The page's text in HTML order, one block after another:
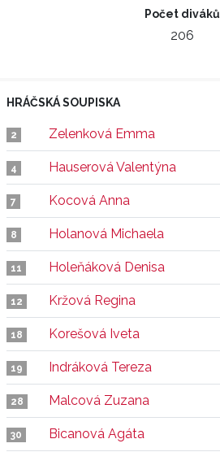
Počet diváků
206
HRÁČSKÁ SOUPISKA
2 Zelenková Emma
4 Hauserová Valentýna
7 Kocová Anna
8 Holanová Michaela
11 Holeňáková Denisa
12 Kržová Regina
18 Korešová Iveta
19 Indráková Tereza
28 Malcová Zuzana
30 Bicanová Agáta